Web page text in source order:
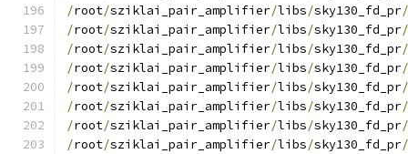
/root/sziklai_pair_amplifier/libs/sky130_fd_pr/
/root/sziklai_pair_amplifier/libs/sky130_fd_pr/
/root/sziklai_pair_amplifier/libs/sky130_fd_pr/
/root/sziklai_pair_amplifier/libs/sky130_fd_pr/
/root/sziklai_pair_amplifier/libs/sky130_fd_pr/
/root/sziklai_pair_amplifier/libs/sky130_fd_pr/
/root/sziklai_pair_amplifier/libs/sky130_fd_pr/
/root/sziklai_pair_amplifier/libs/sky130_fd_pr/